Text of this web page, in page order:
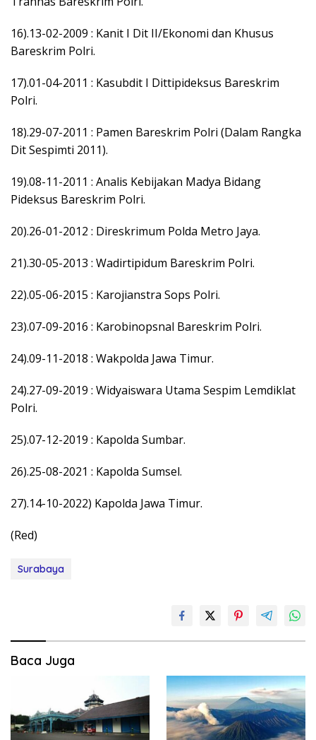
16).13-02-2009 : Kanit I Dit II/Ekonomi dan Khusus
Bareskrim Polri.
17).01-04-2011 : Kasubdit I Dittipideksus Bareskrim
Polri.
18).29-07-2011 : Pamen Bareskrim Polri (Dalam Rangka
Dit Sespimti 2011).
19).08-11-2011 : Analis Kebijakan Madya Bidang
Pideksus Bareskrim Polri.
20).26-01-2012 : Direskrimum Polda Metro Jaya.
21).30-05-2013 : Wadirtipidum Bareskrim Polri.
22).05-06-2015 : Karojianstra Sops Polri.
23).07-09-2016 : Karobinopsnal Bareskrim Polri.
24).09-11-2018 : Wakpolda Jawa Timur.
24).27-09-2019 : Widyaiswara Utama Sespim Lemdiklat
Polri.
25).07-12-2019 : Kapolda Sumbar.
26).25-08-2021 : Kapolda Sumsel.
27).14-10-2022) Kapolda Jawa Timur.
(Red)
Surabaya
Baca Juga